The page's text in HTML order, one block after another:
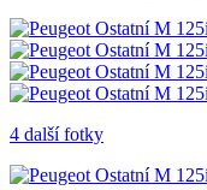
4 další fotky